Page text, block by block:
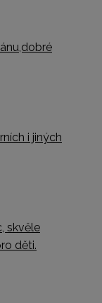
i jiných
skvěle
děti.